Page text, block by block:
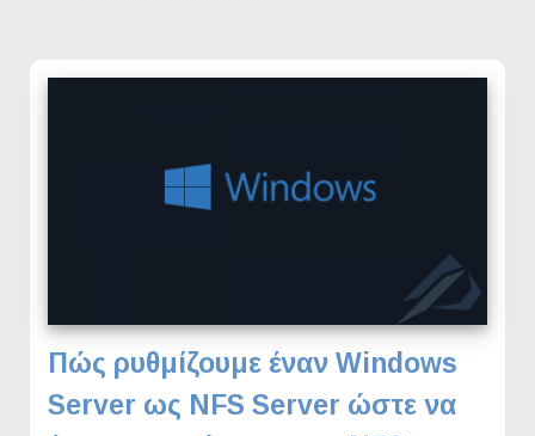
Πώς ρυθμίζουμε έναν Windows
Server ως NFS Server ώστε να